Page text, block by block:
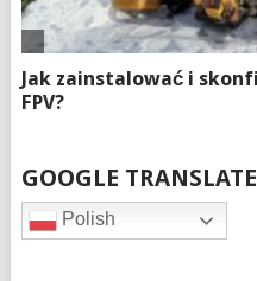
GOOGLE TRANSLATE
Polish